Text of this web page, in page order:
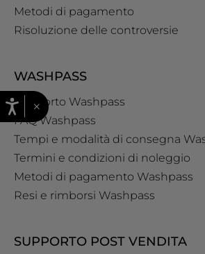
Metodi di pagamento
Risoluzione delle controversie
WASHPASS
Supporto Washpass
FAQ Washpass
Tempi e modalità di consegna
Termini e condizioni di noleggio
Metodi di pagamento Washpass
Resi e rimborsi Washpass
SUPPORTO POST VENDITA
×